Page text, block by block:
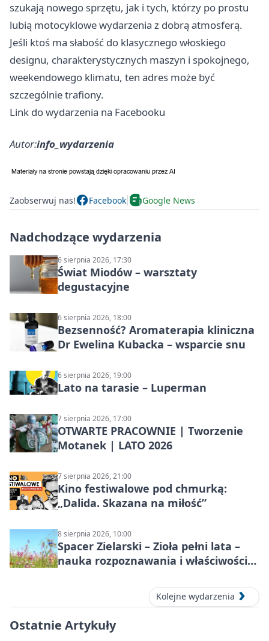
szukają nowego sprzętu, jak i tych, którzy po prostu
lubią motocyklowe wydarzenia z dobrą atmosferą.
Jeśli ktoś ma słabość do klasycznego włoskiego
designu, charakterystycznych maszyn i spokojnego,
weekendowego klimatu, ten adres może być
szczególnie trafiony.
Link do wydarzenia na Facebooku
Autor:info_wydarzenia
Zaobserwuj nas! Facebook Google News
Nadchodzące wydarzenia
6 sierpnia 2026, 17:30
Świat Miodów – warsztaty
degustacyjne
6 sierpnia 2026, 18:00
Bezsenność? Aromaterapia kliniczna
Dr Ewelina Kubacka – wsparcie snu
6 sierpnia 2026, 19:00
Lato na tarasie – Luperman
7 sierpnia 2026, 17:00
OTWARTE PRACOWNIE | Tworzenie
Motanek | LATO 2026
7 sierpnia 2026, 21:00
Kino festiwalowe pod chmurką:
„Dalida. Skazana na miłość”
8 sierpnia 2026, 10:00
Spacer Zielarski – Zioła pełni lata –
nauka rozpoznawania i właściwości
Kolejne wydarzenia
Ostatnie Artykuły